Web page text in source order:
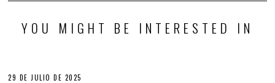
YOU MIGHT BE INTERESTED IN
29 DE JULIO DE 2025